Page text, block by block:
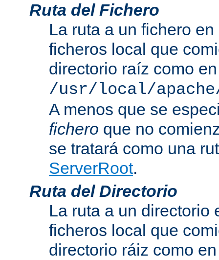
Ruta del Fichero
La ruta a un fichero
ficheros local que
directorio raíz como en
/usr/local/
A menos que se
fichero que no
se tratará como una
ServerRoot.
Ruta del Directorio
La ruta a un directorio
ficheros local que
directorio ráiz como en